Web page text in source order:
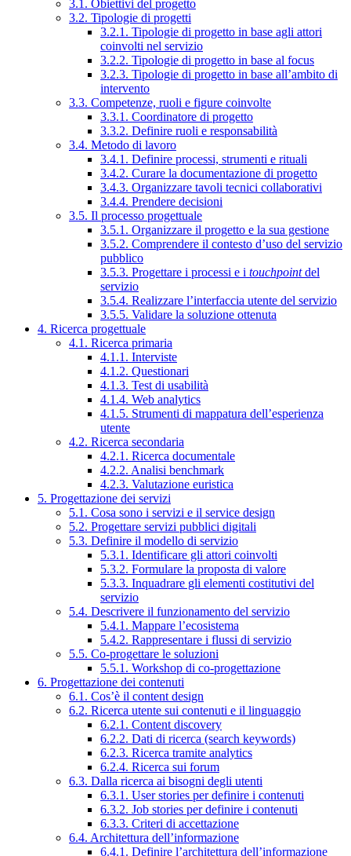
3.1. Obiettivi del progetto
3.2. Tipologie di progetti
3.2.1. Tipologie di progetto in base agli attori
coinvolti nel servizio
3.2.2. Tipologie di progetto in base al focus
3.2.3. Tipologie di progetto in base all’ambito di
intervento
3.3. Competenze, ruoli e figure coinvolte
3.3.1. Coordinatore di progetto
3.3.2. Definire ruoli e responsabilità
3.4. Metodo di lavoro
3.4.1. Definire processi, strumenti e rituali
3.4.2. Curare la documentazione di progetto
3.4.3. Organizzare tavoli tecnici collaborativi
3.4.4. Prendere decisioni
3.5. Il processo progettuale
3.5.1. Organizzare il progetto e la sua gestione
3.5.2. Comprendere il contesto d’uso del servizio
pubblico
3.5.3. Progettare i processi e i touchpointdel
servizio
3.5.4. Realizzare l’interfaccia utente del servizio
3.5.5. Validare la soluzione ottenuta
4. Ricerca progettuale
4.1. Ricerca primaria
4.1.1. Interviste
4.1.2. Questionari
4.1.3. Test di usabilità
4.1.4. Web analytics
4.1.5. Strumenti di mappatura dell’esperienza
utente
4.2. Ricerca secondaria
4.2.1. Ricerca documentale
4.2.2. Analisi benchmark
4.2.3. Valutazione euristica
5. Progettazione dei servizi
5.1. Cosa sono i servizi e il service design
5.2. Progettare servizi pubblici digitali
5.3. Definire il modello di servizio
5.3.1. Identificare gli attori coinvolti
5.3.2. Formulare la proposta di valore
5.3.3. Inquadrare gli elementi costitutivi del
servizio
5.4. Descrivere il funzionamento del servizio
5.4.1. Mappare l’ecosistema
5.4.2. Rappresentare i flussi di servizio
5.5. Co-progettare le soluzioni
5.5.1. Workshop di co-progettazione
6. Progettazione dei contenuti
6.1. Cos’è il content design
6.2. Ricerca utente sui contenuti e il linguaggio
6.2.1. Content discovery
6.2.2. Dati di ricerca (search keywords)
6.2.3. Ricerca tramite analytics
6.2.4. Ricerca sui forum
6.3. Dalla ricerca ai bisogni degli utenti
6.3.1. User stories per definire i contenuti
6.3.2. Job stories per definire i contenuti
6.3.3. Criteri di accettazione
6.4. Architettura dell’informazione
6.4.1. Definire l’architettura dell’informazione